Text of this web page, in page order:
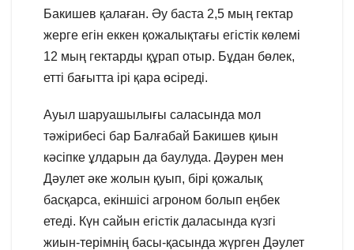
Бакишев қалаған. Әу баста 2,5 мың гектар
жерге егін еккен қожалықтағы егістік көлемі
12 мың гектарды құрап отыр. Бұдан бөлек,
етті бағытта ірі қара өсіреді.
Ауыл шаруашылығы саласында мол
тәжірибесі бар Балғабай Бакишев қиын
кәсіпке ұлдарын да баулуда. Дәурен мен
Дәулет әке жолын қуып, бірі қожалық
басқарса, екіншісі агроном болып еңбек
етеді. Күн сайын егістік даласында күзгі
жиын-терімнің басы-қасында жүрген Дәулет